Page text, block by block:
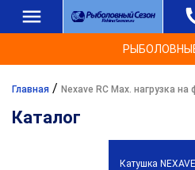
Главная / Nexave RC Max. нагрузка
Каталог
Катушка